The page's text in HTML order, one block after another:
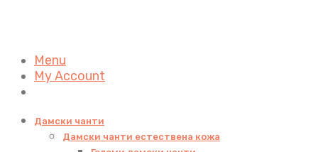
Menu
My Account
Дамски чанти
Дамски чанти естествена кожа